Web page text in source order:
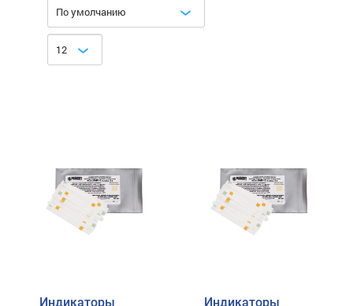
По умолчанию
12
Индикаторы
Индикаторы